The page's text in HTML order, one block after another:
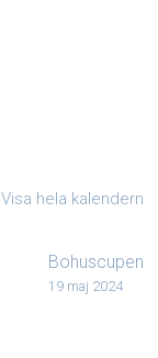
Visa hela kalendern
Bohuscupen
19 maj 2024